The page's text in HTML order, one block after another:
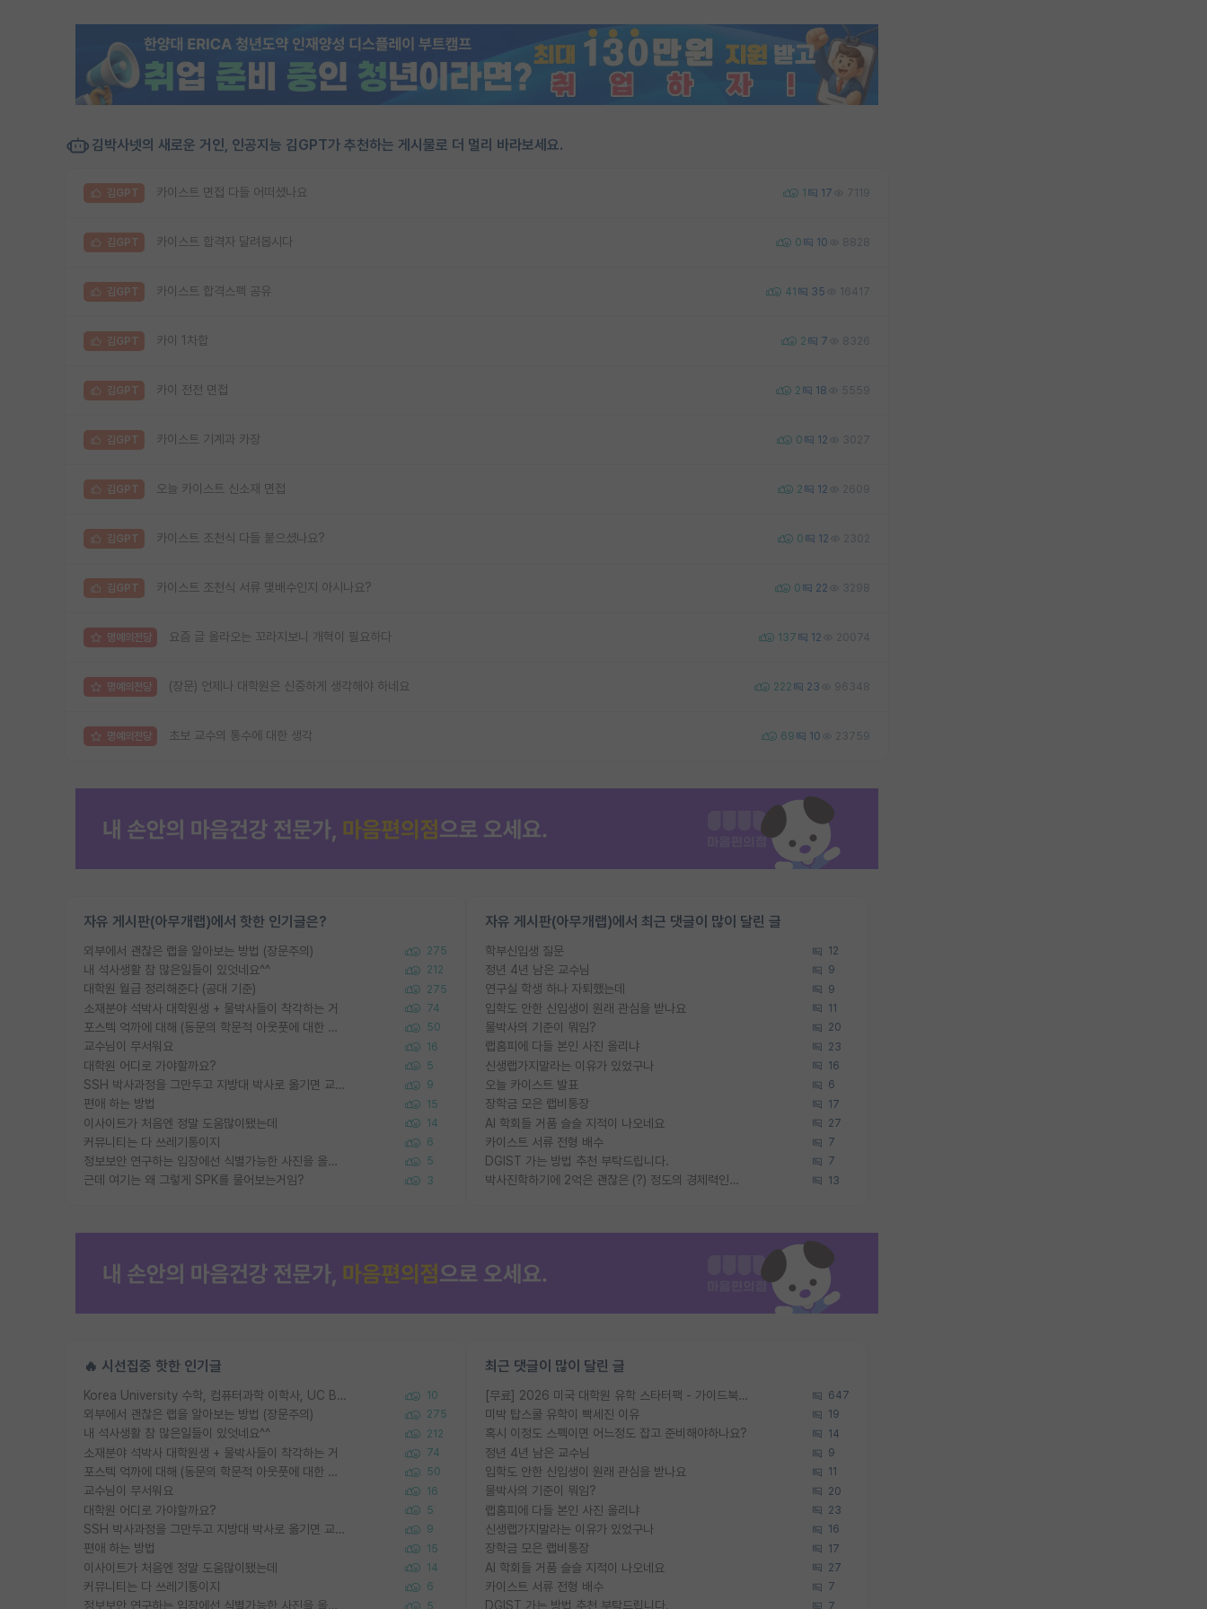
김박사넷의 새로운 거인, 인공지능 김GPT가 추천하는 게시물로 더 멀리 바라보세요.
김GPT 카이스트 면접 다들 어떠셨나요 1 17 7119
김GPT 카이스트 합격자 달려봅시다 0 10 8828
김GPT 카이스트 합격스펙 공유 41 35 16417
김GPT 카이 1차합 2 7 8326
김GPT 카이 전전 면접 2 18 5559
김GPT 카이스트 기계과 카장 0 12 3027
김GPT 오늘 카이스트 신소재 면접 2 12 2609
김GPT 카이스트 조천식 다들 붙으셨나요? 0 12 2302
김GPT 카이스트 조천식 서류 몇배수인지 아시나요? 0 22 3298
명예의전당 요즘 글 올라오는 꼬라지보니 개혁이 필요하다 137 12 20074
명예의전당 (장문) 언제나 대학원은 신중하게 생각해야 하네요 222 23 96348
명예의전당 초보 교수의 통수에 대한 생각 69 10 23759
자유 게시판(아무개랩)에서 핫한 인기글은?
외부에서 괜찮은 랩을 알아보는 방법 (장문주의) 275
내 석사생활 참 많은일들이 있엇네요^^ 212
대학원 월급 정리해준다 (공대 기준) 275
소재분야 석박사 대학원생 + 물박사들이 착각하는 거 74
포스텍 억까에 대해 (동문의 학문적 아웃풋에 대한 반박) 50
교수님이 무서워요 16
대학원 어디로 가야할까요? 5
SSH 박사과정을 그만두고 지방대 박사로 옮기면 교수의 꿈은 끝일까요? 9
편애 하는 방법 15
이사이트가 처음엔 정말 도움많이됐는데 14
커뮤니티는 다 쓰레기통이지 6
정보보안 연구하는 입장에선 식별가능한 사진을 올리는건 비추이긴함 5
근데 여기는 왜 그렇게 SPK를 물어보는거임? 3
자유 게시판(아무개랩)에서 최근 댓글이 많이 달린 글
학부신입생 질문 12
정년 4년 남은 교수님 9
연구실 학생 하나 자퇴했는데 9
입학도 안한 신입생이 원래 관심을 받나요 11
물박사의 기준이 뭐임? 20
랩홈피에 다들 본인 사진 올리냐 23
신생랩가지말라는 이유가 있었구나 16
오늘 카이스트 발표 6
장학금 모은 랩비통장 17
AI 학회들 거품 슬슬 지적이 나오네요 27
카이스트 서류 전형 배수 7
DGIST 가는 방법 추천 부탁드립니다. 7
박사진학하기에 2억은 괜찮은 (?) 정도의 경제력인가요 13
🔥 시선집중 핫한 인기글
Korea University 수학, 컴퓨터과학 이학사, UC Berkeley 산업공학 대학원 공학박사가 되는 것은 쉽지 않겠죠? 10
외부에서 괜찮은 랩을 알아보는 방법 (장문주의) 275
내 석사생활 참 많은일들이 있엇네요^^ 212
소재분야 석박사 대학원생 + 물박사들이 착각하는 거 74
포스텍 억까에 대해 (동문의 학문적 아웃풋에 대한 반박) 50
교수님이 무서워요 16
대학원 어디로 가야할까요? 5
SSH 박사과정을 그만두고 지방대 박사로 옮기면 교수의 꿈은 끝일까요? 9
편애 하는 방법 15
이사이트가 처음엔 정말 도움많이됐는데 14
커뮤니티는 다 쓰레기통이지 6
정보보안 연구하는 입장에선 식별가능한 사진을 올리는건 비추이긴함 5
최근 댓글이 많이 달린 글
[무료] 2026 미국 대학원 유학 스타터팩 - 가이드북 & 합격자 컨택메일 템플릿 647
미박 탑스쿨 유학이 빡세진 이유 19
혹시 이정도 스펙이면 어느정도 잡고 준비해야하나요? 14
정년 4년 남은 교수님 9
입학도 안한 신입생이 원래 관심을 받나요 11
물박사의 기준이 뭐임? 20
랩홈피에 다들 본인 사진 올리냐 23
신생랩가지말라는 이유가 있었구나 16
장학금 모은 랩비통장 17
AI 학회들 거품 슬슬 지적이 나오네요 27
카이스트 서류 전형 배수 7
DGIST 가는 방법 추천 부탁드립니다. 7